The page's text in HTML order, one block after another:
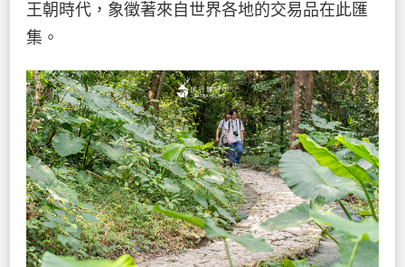
王朝時代，象徵著來自世界各地的交易品在此匯
集。